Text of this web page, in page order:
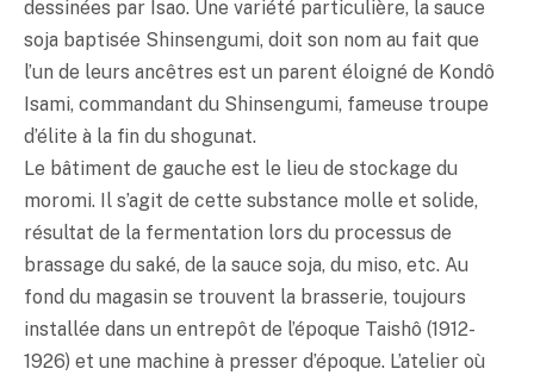
dessinées par Isao. Une variété particulière, la sauce
soja baptisée Shinsengumi, doit son nom au fait que
l’un de leurs ancêtres est un parent éloigné de Kondô
Isami, commandant du Shinsengumi, fameuse troupe
d’élite à la fin du shogunat.
Le bâtiment de gauche est le lieu de stockage du
moromi. Il s’agit de cette substance molle et solide,
résultat de la fermentation lors du processus de
brassage du saké, de la sauce soja, du miso, etc. Au
fond du magasin se trouvent la brasserie, toujours
installée dans un entrepôt de l’époque Taishô (1912-
1926) et une machine à presser d’époque. L’atelier où